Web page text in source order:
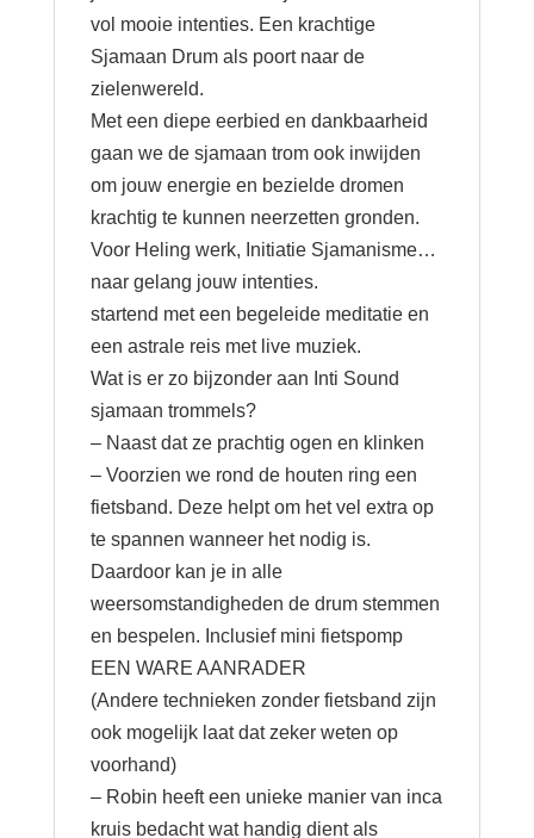
vol mooie intenties. Een krachtige
Sjamaan Drum als poort naar de
zielenwereld.
Met een diepe eerbied en dankbaarheid
gaan we de sjamaan trom ook inwijden
om jouw energie en bezielde dromen
krachtig te kunnen neerzetten gronden.
Voor Heling werk, Initiatie Sjamanisme…
naar gelang jouw intenties.
startend met een begeleide meditatie en
een astrale reis met live muziek.
Wat is er zo bijzonder aan Inti Sound
sjamaan trommels?
– Naast dat ze prachtig ogen en klinken
– Voorzien we rond de houten ring een
fietsband. Deze helpt om het vel extra op
te spannen wanneer het nodig is.
Daardoor kan je in alle
weersomstandigheden de drum stemmen
en bespelen. Inclusief mini fietspomp
EEN WARE AANRADER
(Andere technieken zonder fietsband zijn
ook mogelijk laat dat zeker weten op
voorhand)
– Robin heeft een unieke manier van inca
kruis bedacht wat handig dient als